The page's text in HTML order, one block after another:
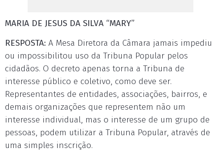
MARIA DE JESUS DA SILVA “MARY”
RESPOSTA: A Mesa Diretora da Câmara jamais impediu
ou impossibilitou uso da Tribuna Popular pelos
cidadãos. O decreto apenas torna a Tribuna de
interesse público e coletivo, como deve ser.
Representantes de entidades, associações, bairros, e
demais organizações que representem não um
interesse individual, mas o interesse de um grupo de
pessoas, podem utilizar a Tribuna Popular, através de
uma simples inscrição.